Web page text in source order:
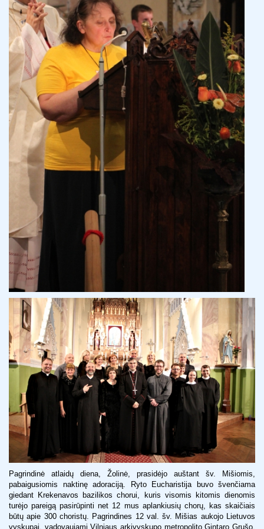
Pagrindinė atlaidų diena, Žolinė, prasidėjo auštant šv. Mišiomis,
pabaigusiomis naktinę adoraciją. Ryto Eucharistija buvo švenčiama
giedant Krekenavos bazilikos chorui, kuris visomis kitomis dienomis
turėjo pareigą pasirūpinti net 12 mus aplankiusių chorų, kas skaičiais
būtų apie 300 choristų. Pagrindines 12 val. šv. Mišias aukojo Lietuvos
vyskupai, vadovaujami Vilniaus arkivyskupo metropolito Gintaro Grušo,